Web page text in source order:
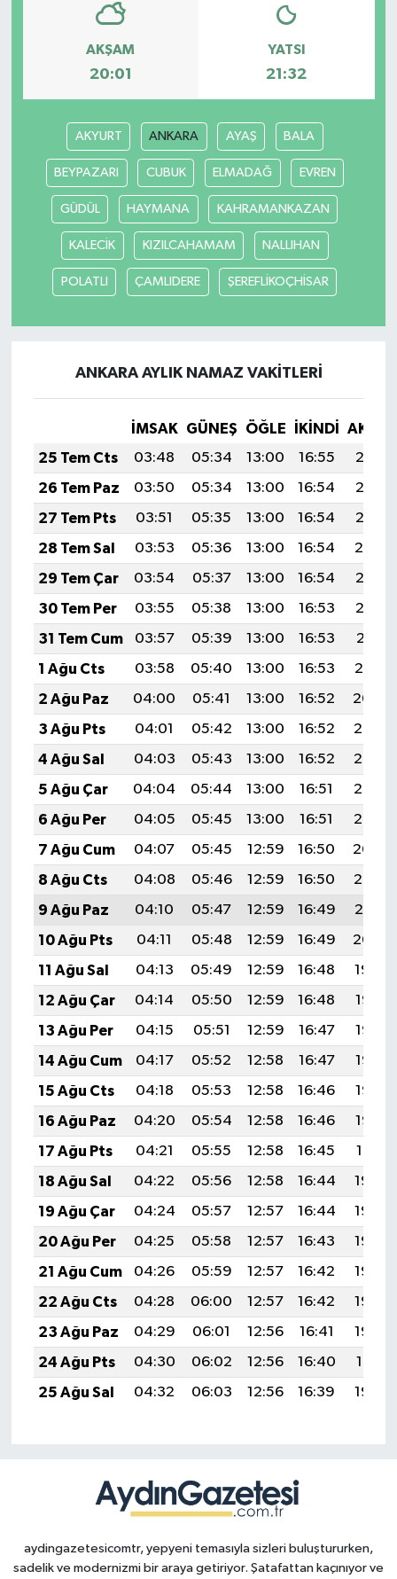
AKŞAM
20:01
YATSI
21:32
AKYURT ANKARA AYAŞ BALA
BEYPAZARI CUBUK ELMADAĞ EVREN
GÜDÜL HAYMANA KAHRAMANKAZAN
KALECİK KIZILCAHAMAM NALLIHAN
POLATLI ÇAMLIDERE ŞEREFLİKOÇHİSAR
ANKARA AYLIK NAMAZ VAKITLERI
İMSAK GÜNEŞ ÖĞLE İKINDI
25 Tem Cts
03:48 05:34 13:00 16:55
20:17
26 Tem Paz
03:50 05:34 13:00 16:54
20:16
27 Tem Pts
03:51 05:35 13:00 16:54
20:15
28 Tem Sal
03:53 05:36 13:00 16:54
20:14
29 Tem Çar
03:54 05:37 13:00 16:54
20:13
30 Tem Per
03:55 05:38 13:00 16:53
20:12
31 Tem Cum
03:57 05:39 13:00 16:53
20:11
1 Ağu Cts
03:58 05:40 13:00 16:53
20:10
2 Ağu Paz
04:00 05:41 13:00 16:52
20:09
3 Ağu Pts
04:01 05:42 13:00 16:52
20:08
4 Ağu Sal
04:03 05:43 13:00 16:52
20:07
5 Ağu Çar
04:04 05:44 13:00 16:51
20:06
6 Ağu Per
04:05 05:45 13:00 16:51
20:05
7 Ağu Cum
04:07 05:45 12:59 16:50
20:04
8 Ağu Cts
04:08 05:46 12:59 16:50
20:02
9 Ağu Paz
04:10 05:47 12:59 16:49
20:01
10 Ağu Pts
04:11 05:48 12:59 16:49
20:00
11 Ağu Sal
04:13 05:49 12:59 16:48
19:59
12 Ağu Çar
04:14 05:50 12:59 16:48
19:57
13 Ağu Per
04:15 05:51 12:59 16:47
19:56
14 Ağu Cum
04:17 05:52 12:58 16:47
19:55
15 Ağu Cts
04:18 05:53 12:58 16:46
19:53
16 Ağu Paz
04:20 05:54 12:58 16:46
19:52
17 Ağu Pts
04:21 05:55 12:58 16:45
19:51
18 Ağu Sal
04:22 05:56 12:58 16:44
19:49
19 Ağu Çar
04:24 05:57 12:57 16:44
19:48
20 Ağu Per
04:25 05:58 12:57 16:43
19:46
21 Ağu Cum
04:26 05:59 12:57 16:42
19:45
22 Ağu Cts
04:28 06:00 12:57 16:42
19:44
23 Ağu Paz
04:29 06:01 12:56 16:41
19:42
24 Ağu Pts
04:30 06:02 12:56 16:40
19:41
25 Ağu Sal
04:32 06:03 12:56 16:39 19:39
aydingazetesicomtr, yepyeni temasıyla sizleri buluştururken,
sadelik ve modernizmi bir araya getiriyor. Şatafattan kaçınıyor ve